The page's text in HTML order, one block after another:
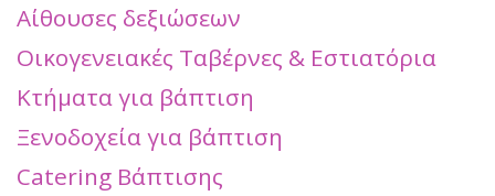
Αίθουσες δεξιώσεων
Οικογενειακές Ταβέρνες & Εστιατόρια
Κτήματα για βάπτιση
Ξενοδοχεία για βάπτιση
Catering Βάπτισης